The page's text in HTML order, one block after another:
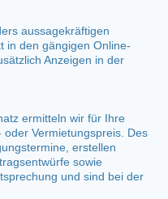
aussagekräftigen
in den gängigen Online-
Anzeigen in der
ermitteln wir für Ihre
Vermietungspreis. Des
erstellen
sowie
und sind bei der